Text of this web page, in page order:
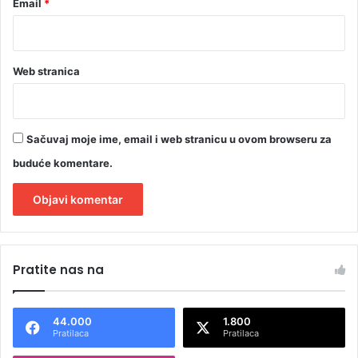
Email *
Web stranica
Sačuvaj moje ime, email i web stranicu u ovom browseru za
buduće komentare.
t
n
Pratite nas na
44.000
Pratilaca
1.800
Pratilaca